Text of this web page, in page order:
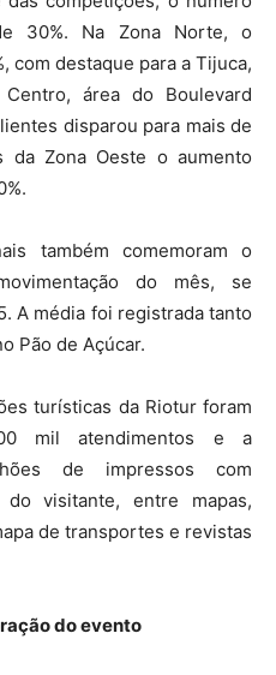
30%. Na Zona Norte, o
com destaque para a Tijuca,
área do Boulevard
disparou para mais de
da Zona Oeste o aumento
também comemoram o
do mês, se
A média foi registrada tanto
Pão de Açúcar.
turísticas da Riotur foram
mil atendimentos e a
de impressos com
visitante, entre mapas,
de transportes e revistas
do evento